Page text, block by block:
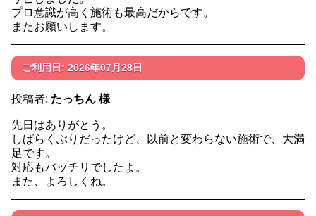
プロ意識が高く施術も最高だからです。
またお願いします。
ご利用日: 2026年07月28日
投稿者: たっちん 様
先日はありがとう。
しばらくぶりだったけど、以前と変わらない施術で、大満
足です。
対応もバッチリでしたよ。
また、よろしくね。